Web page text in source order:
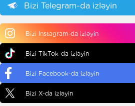
Bizi Telegram-da izləyin
Bizi Instagram-da izləyin
Bizi TikTok-da izləyin
Bizi Facebook-da izləyin
Bizi X-da izləyin